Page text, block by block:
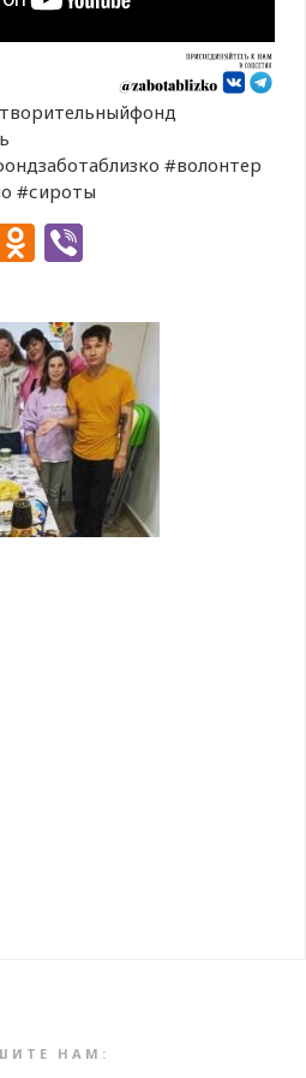
#волонтер
#сироты
Odnoklassniki
НАМ: